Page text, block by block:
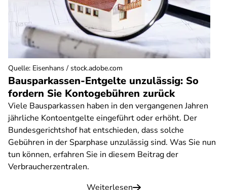
Bausparkassen-Entgelte unzulässig: So
fordern Sie Kontogebühren zurück
Viele Bausparkassen haben in den vergangenen Jahren
jährliche Kontoentgelte eingeführt oder erhöht. Der
Bundesgerichtshof hat entschieden, dass solche
Gebühren in der Sparphase unzulässig sind. Was Sie nun
tun können, erfahren Sie in diesem Beitrag der
Verbraucherzentralen.
Weiterlesen
Quelle: Eisenhans / stock.adobe.com